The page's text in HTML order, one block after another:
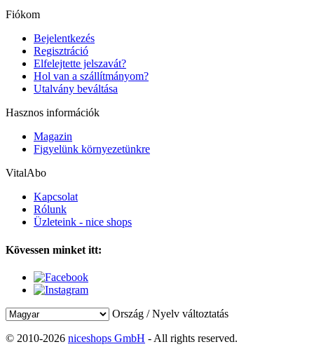
Fiókom
Bejelentkezés
Regisztráció
Elfelejtette jelszavát?
Hol van a szállítmányom?
Utalvány beváltása
Hasznos információk
Magazin
Figyelünk környezetünkre
VitalAbo
Kapcsolat
Rólunk
Üzleteink - nice shops
Kövessen minket itt:
Ország / Nyelv változtatás
© 2010-2026 niceshops GmbH - All rights reserved.